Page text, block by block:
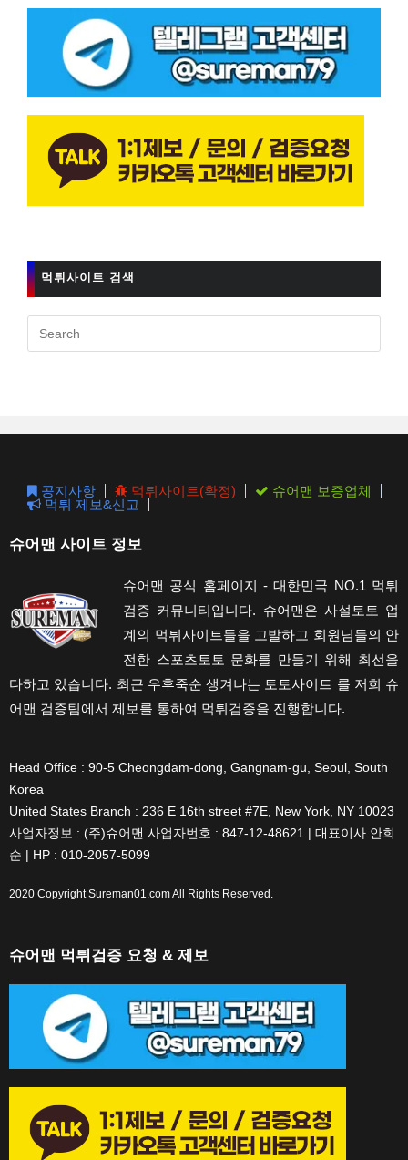
먹튀사이트 검색
공지사항 먹튀사이트(확정)
슈어맨 보증업체
먹튀 제보&신고
슈어맨 사이트 정보
슈어맨 공식 홈페이지 - 대한민국 NO.1 먹튀
검증 커뮤니티입니다. 슈어맨은 사설토토 업
계의 먹튀사이트들을 고발하고 회원님들의 안
전한 스포츠토토 문화를 만들기 위해 최선을
다하고 있습니다. 최근 우후죽순 생겨나는 토토사이트 를 저희 슈
어맨 검증팀에서 제보를 통하여 먹튀검증을 진행합니다.
Head Office : 90-5 Cheongdam-dong, Gangnam-gu, Seoul, South
Korea
United States Branch : 236 E 16th street #7E, New York, NY 10023
사업자정보 : (주)슈어맨 사업자번호 : 847-12-48621 | 대표이사 안희
순 | HP : 010-2057-5099
2020 CopyrightSureman01.comAll Rights Reserved.
슈어맨 먹튀검증 요청 & 제보